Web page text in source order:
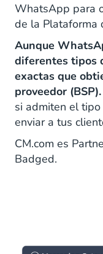
WhatsApp para
de la Plataforma
Aunque
diferentes tipos
exactas que
proveedor (BSP).
si admiten el
enviar a tus
CM.com es
Badged.